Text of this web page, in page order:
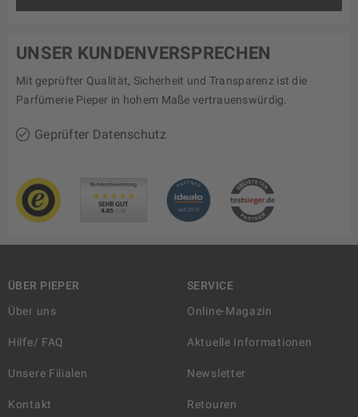
UNSER KUNDENVERSPRECHEN
Mit geprüfter Qualität, Sicherheit und Transparenz ist die
Parfümerie Pieper in hohem Maße vertrauenswürdig.
Geprüfter Datenschutz
ÜBER PIEPER
Über uns
Hilfe/ FAQ
Unsere Filialen
Kontakt
SERVICE
Online-Magazin
Aktuelle Informationen
Newsletter
Retouren